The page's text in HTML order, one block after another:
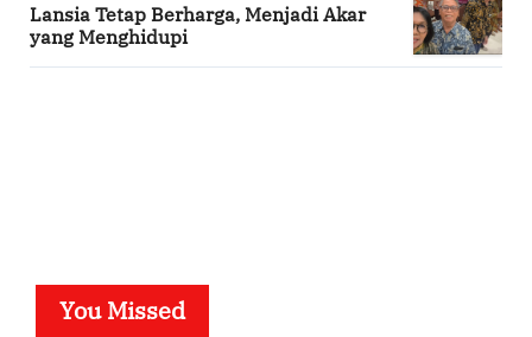
Lansia Tetap Berharga, Menjadi Akar
yang Menghidupi
You Missed